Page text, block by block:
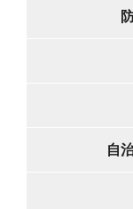
自